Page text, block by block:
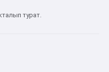
турат.